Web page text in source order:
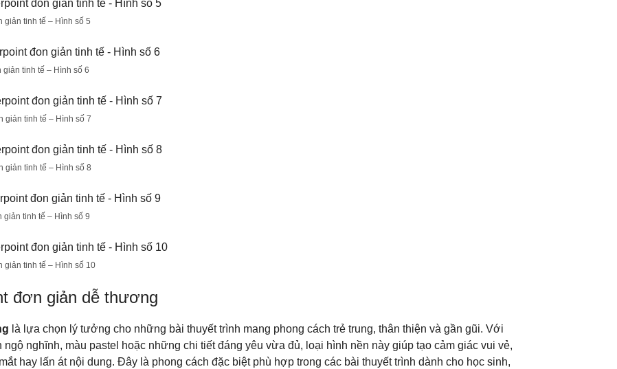
giản tinh tế – Hình số 5
tinh tế – Hình số 6
giản tinh tế – Hình số 7
giản tinh tế – Hình số 8
tinh tế – Hình số 9
giản tinh tế – Hình số 10
đơn giản dễ thương
là lựa chọn lý tưởng cho những bài thuyết trình mang phong cách trẻ trung, thân thiện và gần gũi. Với
nghĩnh, màu pastel hoặc những chi tiết đáng yêu vừa đủ, loại hình nền này giúp tạo cảm giác vui vẻ,
hay lấn át nội dung. Đây là phong cách đặc biệt phù hợp trong các bài thuyết trình dành cho học sinh,